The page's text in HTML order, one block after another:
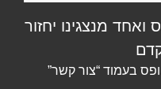
מנצגינו יחזור
בעמוד “צור קשר”